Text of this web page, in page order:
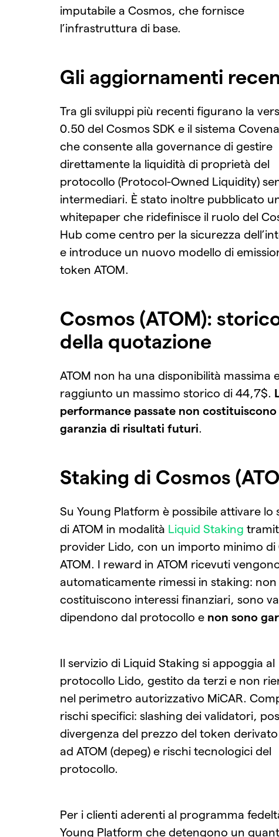
imputabile a Cosmos, che fornisce
l’infrastruttura di base.
Gli aggiornamenti
Tra gli sviluppi più recenti figurano la
0.50 del Cosmos SDK e il sistema
che consente alla governance di gestire
direttamente la liquidità di proprietà del
protocollo (Protocol-Owned Liquidity)
intermediari. È stato inoltre pubblicato
whitepaper che ridefinisce il ruolo del
Hub come centro per la sicurezza
e introduce un nuovo modello di
token ATOM.
Cosmos (ATOM):
della quotazione
ATOM non ha una disponibilità massima
raggiunto un massimo storico di 44,7$.
performance passate non costituiscono
garanzia di risultati futuri.
Staking di Cosmos
Su Young Platform è possibile attivare lo
di ATOM in modalità Liquid Staking
provider Lido, con un importo minimo di
ATOM. I reward in ATOM ricevuti
automaticamente rimessi in staking: non
costituiscono interessi finanziari, sono
dipendono dal protocollo e non sono
Il servizio di Liquid Staking si appoggia al
protocollo Lido, gestito da terzi e non
nel perimetro autorizzativo MiCAR.
rischi specifici: slashing dei validatori,
divergenza del prezzo del token
ad ATOM (depeg) e rischi tecnologici del
protocollo.
Per i clienti aderenti al programma
Young Platform che detengono un